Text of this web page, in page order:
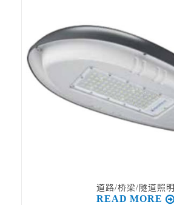
道路/桥梁/隧道照明
READ MORE